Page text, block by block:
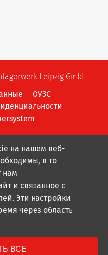
Leipzig GmbH
ОУЗС
на нашем веб-
в то
нам
и связанное с
Эти настройки
через область
ВСЕ